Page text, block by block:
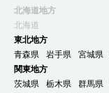
北海道地方
北海道
東北地方
青森県
岩手県 宮城県
関東地方
茨城県
栃木県 群馬県